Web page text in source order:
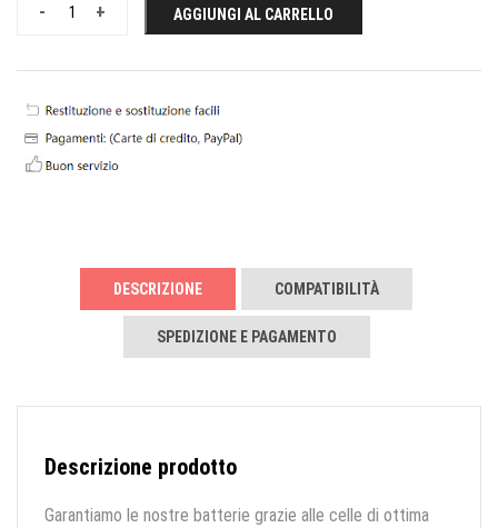
+
- AGGIUNGI AL CARRELLO
DESCRIZIONE COMPATIBILITÀ
SPEDIZIONE E PAGAMENTO
Descrizione prodotto
Garantiamo le nostre batterie grazie alle celle di ottima